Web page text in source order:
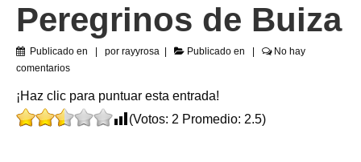
Peregrinos de Buiza
Publicado en por rayyrosa Publicado en
No hay
comentarios
¡Haz clic para puntuar esta entrada!
(Votos: 2 Promedio: 2.5)